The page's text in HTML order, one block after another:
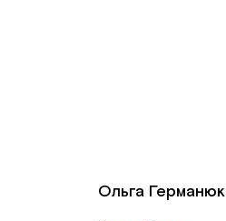
Ольга Германюк